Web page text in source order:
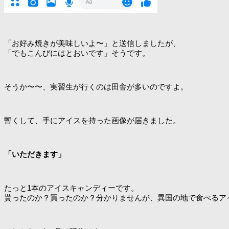
「お好み焼きが美味しいよ〜」と送信しましたが、
「でもこんびにはとおいです」そうです。
そうか〜〜、実習生が行くのは田舎が多いのですよ。
暫くして、手にアイスを持った画像が届きました。
「いただきます」
たっと1本のアイスキャンディーです。
貰ったのか？買ったのか？分かりませんが、異国の地で食べるア